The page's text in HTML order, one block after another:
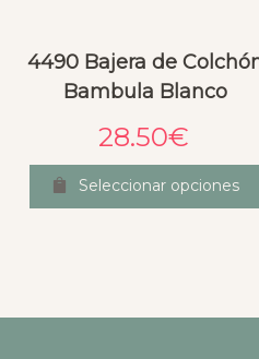
4490 Bajera de
Bambula Blanco
28.50€
Seleccionar opciones